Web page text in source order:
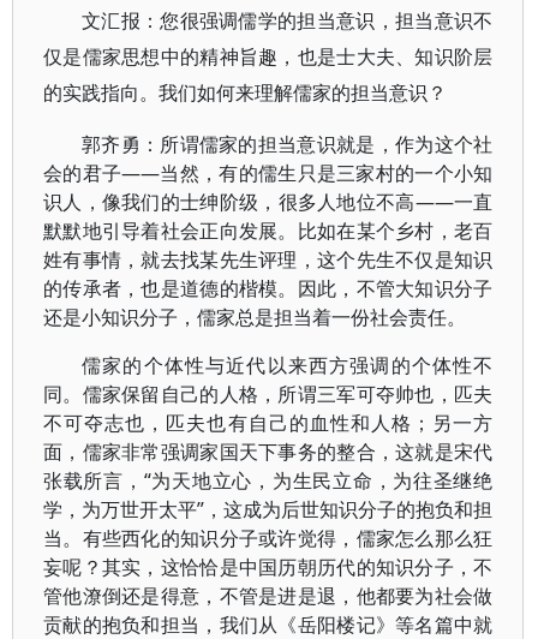
文汇报：您很强调儒学的担当意识，担当意识不
仅是儒家思想中的精神旨趣，也是士大夫、知识阶层
的实践指向。我们如何来理解儒家的担当意识？
郭齐勇：所谓儒家的担当意识就是，作为这个社
会的君子——当然，有的儒生只是三家村的一个小知
识人，像我们的士绅阶级，很多人地位不高——一直
默默地引导着社会正向发展。比如在某个乡村，老百
姓有事情，就去找某先生评理，这个先生不仅是知识
的传承者，也是道德的楷模。因此，不管大知识分子
还是小知识分子，儒家总是担当着一份社会责任。
儒家的个体性与近代以来西方强调的个体性不
同。儒家保留自己的人格，所谓三军可夺帅也，匹夫
不可夺志也，匹夫也有自己的血性和人格；另一方
面，儒家非常强调家国天下事务的整合，这就是宋代
张载所言，“为天地立心，为生民立命，为往圣继绝
学，为万世开太平”，这成为后世知识分子的抱负和担
当。有些西化的知识分子或许觉得，儒家怎么那么狂
妄呢？其实，这恰恰是中国历朝历代的知识分子，不
管他潦倒还是得意，不管是进是退，他都要为社会做
贡献的抱负和担当，我们从《岳阳楼记》等名篇中就